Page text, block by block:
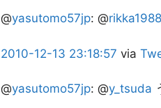
@yasutomo57jp: @rikka1988
2010-12-13 23:18:57 via
@yasutomo57jp: @y_tsuda